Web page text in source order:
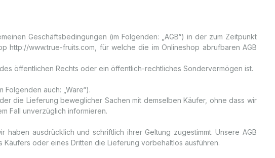
Geschäftsbedingungen (im Folgenden: „AGB“) in der zum Zeitpunkt
http://www.true-fruits.com, für welche die im Onlineshop abrufbaren AGB
öffentlichen Rechts oder ein öffentlich-rechtliches Sondervermögen ist.
auch: „Ware“).
die Lieferung beweglicher Sachen mit demselben Käufer, ohne dass wir
Fall unverzüglich informieren.
ausdrücklich und schriftlich ihrer Geltung zugestimmt. Unsere AGB
oder eines Dritten die Lieferung vorbehaltlos ausführen.